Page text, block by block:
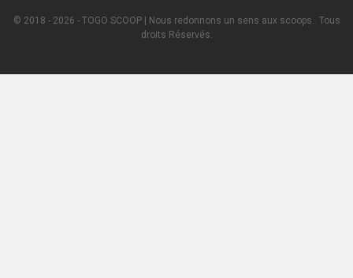
© 2018 - 2026 - TOGO SCOOP | Nous redonnons un sens aux scoops.. Tous
droits Réservés.